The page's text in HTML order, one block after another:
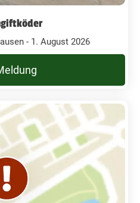
- 1. August 2026